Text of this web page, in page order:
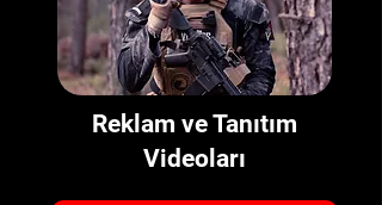
Reklam ve Tanıtım
Videoları